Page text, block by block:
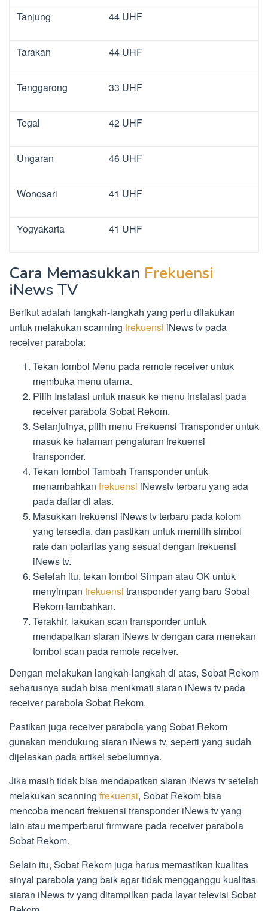
Tanjung 44 UHF
Tarakan 44 UHF
Tenggarong 33 UHF
Tegal 42 UHF
Ungaran 46 UHF
Wonosari 41 UHF
Yogyakarta 41 UHF
Cara Memasukkan Frekuensi
iNews TV
Berikut adalah langkah-langkah yang perlu dilakukan
untuk melakukan scanning frekuensi iNews tv pada
receiver parabola:
Tekan tombol Menu pada remote receiver untuk
membuka menu utama.
Pilih Instalasi untuk masuk ke menu instalasi pada
receiver parabola Sobat Rekom.
Selanjutnya, pilih menu Frekuensi Transponder untuk
masuk ke halaman pengaturan frekuensi
transponder.
Tekan tombol Tambah Transponder untuk
menambahkan frekuensi iNewstv terbaru yang ada
pada daftar di atas.
Masukkan frekuensi iNews tv terbaru pada kolom
yang tersedia, dan pastikan untuk memilih simbol
rate dan polaritas yang sesuai dengan frekuensi
iNews tv.
Setelah itu, tekan tombol Simpan atau OK untuk
menyimpan frekuensi transponder yang baru Sobat
Rekom tambahkan.
Terakhir, lakukan scan transponder untuk
mendapatkan siaran iNews tv dengan cara menekan
tombol scan pada remote receiver.
Dengan melakukan langkah-langkah di atas, Sobat Rekom
seharusnya sudah bisa menikmati siaran iNews tv pada
receiver parabola Sobat Rekom.
Pastikan juga receiver parabola yang Sobat Rekom
gunakan mendukung siaran iNews tv, seperti yang sudah
dijelaskan pada artikel sebelumnya.
Jika masih tidak bisa mendapatkan siaran iNews tv setelah
melakukan scanning frekuensi, Sobat Rekom bisa
mencoba mencari frekuensi transponder iNews tv yang
lain atau memperbarui firmware pada receiver parabola
Sobat Rekom.
Selain itu, Sobat Rekom juga harus memastikan kualitas
sinyal parabola yang baik agar tidak mengganggu kualitas
siaran iNews tv yang ditampilkan pada layar televisi Sobat